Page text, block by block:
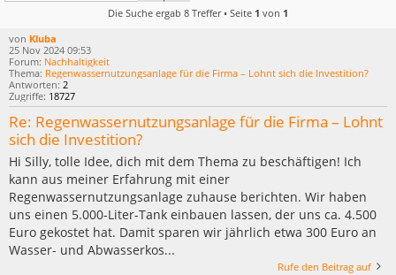
Die Suche ergab 8 Treffer • Seite 1 von 1
von Kluba
25 Nov 2024 09:53
Forum: Nachhaltigkeit
Thema: Regenwassernutzungsanlage für die Firma – Lohnt sich die Investition?
Antworten: 2
Zugriffe: 18727
Re: Regenwassernutzungsanlage für die Firma – Lohnt
sich die Investition?
Hi Silly, tolle Idee, dich mit dem Thema zu beschäftigen! Ich
kann aus meiner Erfahrung mit einer
Regenwassernutzungsanlage zuhause berichten. Wir haben
uns einen 5.000-Liter-Tank einbauen lassen, der uns ca. 4.500
Euro gekostet hat. Damit sparen wir jährlich etwa 300 Euro an
Wasser- und Abwasserkos...
Rufe den Beitrag auf